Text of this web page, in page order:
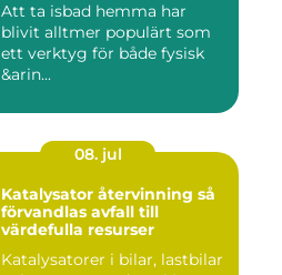
Att ta isbad hemma har
blivit alltmer populärt som
ett verktyg för både fysisk
&arin...
08. jul
Katalysator återvinning så
förvandlas avfall till
värdefulla resurser
Katalysatorer i bilar, lastbilar